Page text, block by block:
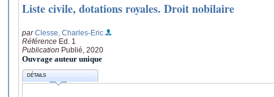
Liste civile, dotations royales. Droit nobilaire
parClesse, Charles-Eric
Référence Ed. 1
Publication Publié, 2020
Ouvrage auteur unique
DÉTAILS